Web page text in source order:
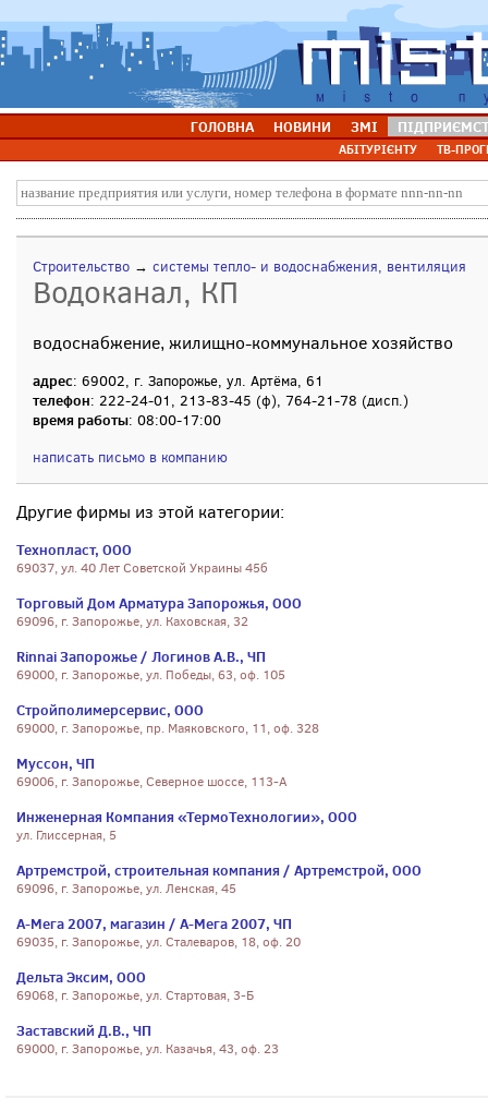
ГОЛОВНА НОВИНИ ЗМІ
АБІТУРІЄНТУ ТВ-
Строительство → системы тепло- и водоснабжения, вентиляция
Водоканал, КП
водоснабжение, жилищно-коммунальное хозяйство
адрес: 69002, г. Запорожье, ул. Артёма, 61
телефон: 222-24-01, 213-83-45 (ф), 764-21-78 (дисп.)
время работы: 08:00-17:00
написать письмо в компанию
Другие фирмы из этой категории:
Технопласт, ООО
69037, ул. 40 Лет Советской Украины 45б
Торговый Дом Арматура Запорожья, ООО
69096, г. Запорожье, ул. Каховская, 32
Rinnai Запорожье / Логинов А.В., ЧП
69000, г. Запорожье, ул. Победы, 63, оф. 105
Стройполимерсервис, ООО
69000, г. Запорожье, пр. Маяковского, 11, оф. 328
Муссон, ЧП
69006, г. Запорожье, Северное шоссе, 113-А
Инженерная Компания «ТермоТехнологии», ООО
ул. Глиссерная, 5
Артремстрой, строительная компания / Артремстрой, ООО
69096, г. Запорожье, ул. Ленская, 45
А-Мега 2007, магазин / А-Мега 2007, ЧП
69035, г. Запорожье, ул. Сталеваров, 18, оф. 20
Дельта Эксим, ООО
69068, г. Запорожье, ул. Стартовая, 3-Б
Заставский Д.В., ЧП
69000, г. Запорожье, ул. Казачья, 43, оф. 23